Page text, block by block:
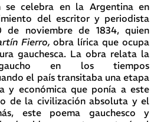
celebra en la Argentina en
del escritor y periodista
de noviembre de 1834, quien
Fierro, obra lírica que ocupa
gauchesca. La obra relata la
en los tiempos
el país transitaba una etapa
y económica que ponía a este
de la civilización absoluta y el
este poema gauchesco y